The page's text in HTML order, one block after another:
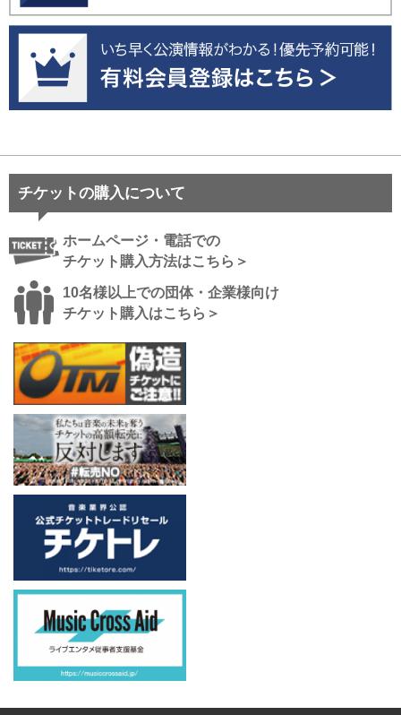
チケットの購入について
ホームページ・電話での
チケット購入方法はこちら＞
10名様以上での団体・企業様向け
チケット購入はこちら＞